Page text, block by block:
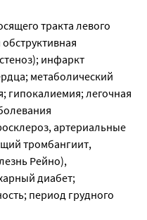
тракта левого
инфаркт
метаболический
гипокалиемия; легочная
артериальные
тромбангиит,
Рейно),
диабет;
период грудного